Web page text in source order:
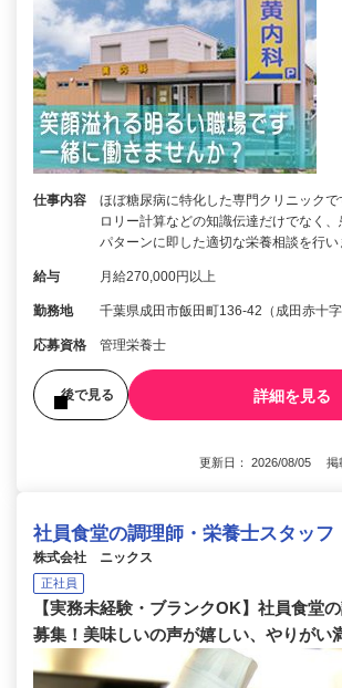
仕事内容
ほぼ糖尿病に特化した専門クリニック
ロリー計算などの知識伝達だけでなく
パターンに即した適切な栄養相談を行い
給与 月給270,000円以上
勤務地 千葉県成田市飯田町136-42（成田赤十字
応募資格 管理栄養士
後で見る 詳細を見る
更新日： 2026/08/05 掲
社員食堂の調理師・栄養士スタッフ
株式会社 ニックス
正社員
【実務未経験・ブランクOK】社員食堂
募集！美味しいの声が嬉しい、やりがい